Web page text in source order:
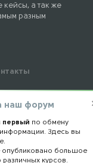
кейсы, а так же
разным
связь
наш форум
первый по обмену
Здесь вы
опубликовано большое
различных курсов.